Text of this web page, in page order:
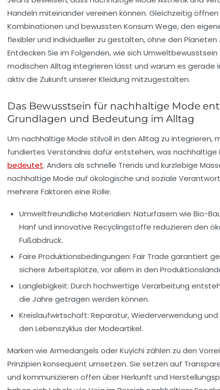
Handeln miteinander vereinen können. Gleichzeitig
Kombinationen und bewussten Konsum Wege, den
flexibler und individueller zu gestalten, ohne den
Entdecken Sie im Folgenden, wie sich
modischen Alltag integrieren lässt und warum es gerade
aktiv die Zukunft unserer Kleidung mitzugestalten.
Das Bewusstsein für nachhaltige Mode
Grundlagen und Bedeutung im Alltag
Um nachhaltige Mode stilvoll in den Alltag zu integrieren,
fundiertes Verständnis dafür entstehen, was nachhaltige
bedeutet. Anders als schnelle Trends und kurzlebige
nachhaltige Mode auf ökologische und soziale
mehrere Faktoren eine Rolle:
Umweltfreundliche Materialien: Naturfasern wie Bio-
Hanf und innovative Recyclingstoffe reduzieren den
Fußabdruck.
Faire Produktionsbedingungen: Fair Trade garantiert
sichere Arbeitsplätze, vor allem in den
Langlebigkeit: Durch hochwertige Verarbeitung
die Jahre getragen werden können.
Kreislaufwirtschaft: Reparatur, Wiederverwendung
den Lebenszyklus der Modeartikel.
Marken wie Armedangels oder Kuyichi zählen zu den
Prinzipien konsequent umsetzen. Sie setzen auf
und kommunizieren offen über Herkunft und